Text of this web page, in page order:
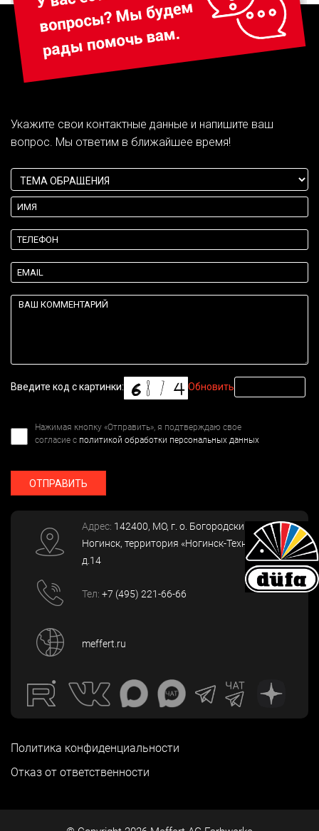
Укажите свои контактные данные и напишите ваш
вопрос. Мы ответим в ближайшее время!
Введите код с картинки: Обновить
Нажимая кнопку «Отправить», я подтверждаю свое
согласие с политикой обработки персональных данных
ОТПРАВИТЬ
Адрес: 142400, МО, г. о. Богородский, г.
Ногинск, территория «Ногинск-Технопарк»,
д.14
Тел: +7 (495) 221-66-66
meffert.ru
Политика конфиденциальности
Отказ от ответственности